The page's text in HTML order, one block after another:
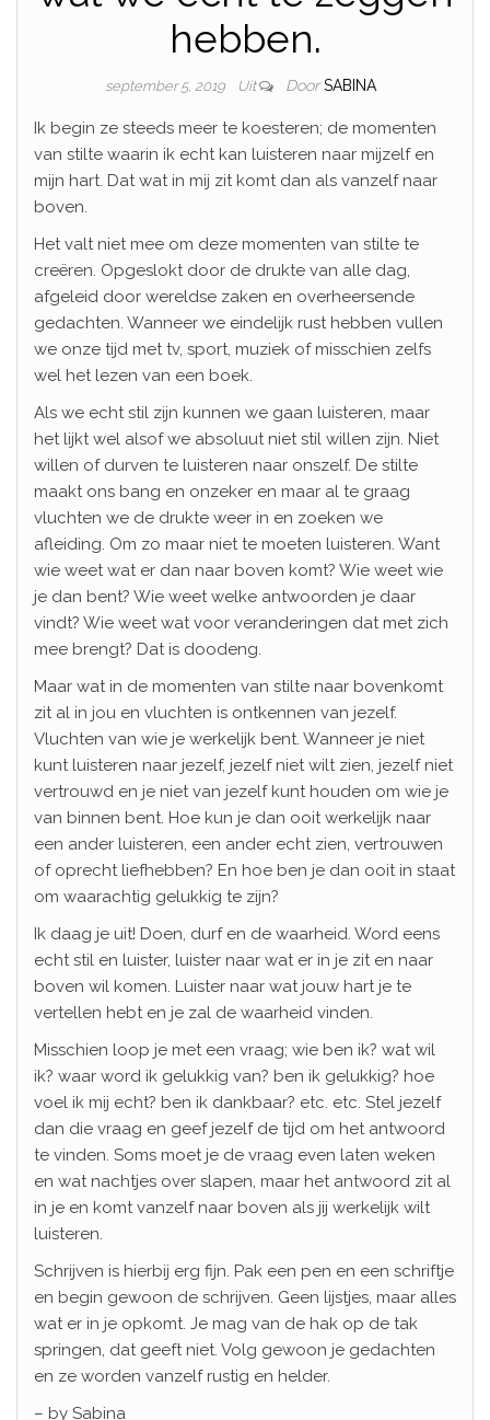
hebben.
september 5, 2019 Uit Door SABINA
Ik begin ze steeds meer te koesteren; de momenten
van stilte waarin ik echt kan luisteren naar mijzelf en
mijn hart. Dat wat in mij zit komt dan als vanzelf naar
boven.
Het valt niet mee om deze momenten van stilte te
creëren. Opgeslokt door de drukte van alle dag,
afgeleid door wereldse zaken en overheersende
gedachten. Wanneer we eindelijk rust hebben vullen
we onze tijd met tv, sport, muziek of misschien zelfs
wel het lezen van een boek.
Als we echt stil zijn kunnen we gaan luisteren, maar
het lijkt wel alsof we absoluut niet stil willen zijn. Niet
willen of durven te luisteren naar onszelf. De stilte
maakt ons bang en onzeker en maar al te graag
vluchten we de drukte weer in en zoeken we
afleiding. Om zo maar niet te moeten luisteren. Want
wie weet wat er dan naar boven komt? Wie weet wie
je dan bent? Wie weet welke antwoorden je daar
vindt? Wie weet wat voor veranderingen dat met zich
mee brengt? Dat is doodeng.
Maar wat in de momenten van stilte naar bovenkomt
zit al in jou en vluchten is ontkennen van jezelf.
Vluchten van wie je werkelijk bent. Wanneer je niet
kunt luisteren naar jezelf, jezelf niet wilt zien, jezelf niet
vertrouwd en je niet van jezelf kunt houden om wie je
van binnen bent. Hoe kun je dan ooit werkelijk naar
een ander luisteren, een ander echt zien, vertrouwen
of oprecht liefhebben? En hoe ben je dan ooit in staat
om waarachtig gelukkig te zijn?
Ik daag je uit! Doen, durf en de waarheid. Word eens
echt stil en luister, luister naar wat er in je zit en naar
boven wil komen. Luister naar wat jouw hart je te
vertellen hebt en je zal de waarheid vinden.
Misschien loop je met een vraag; wie ben ik? wat wil
ik? waar word ik gelukkig van? ben ik gelukkig? hoe
voel ik mij echt? ben ik dankbaar? etc. etc. Stel jezelf
dan die vraag en geef jezelf de tijd om het antwoord
te vinden. Soms moet je de vraag even laten weken
en wat nachtjes over slapen, maar het antwoord zit al
in je en komt vanzelf naar boven als jij werkelijk wilt
luisteren.
Schrijven is hierbij erg fijn. Pak een pen en een schriftje
en begin gewoon de schrijven. Geen lijstjes, maar alles
wat er in je opkomt. Je mag van de hak op de tak
springen, dat geeft niet. Volg gewoon je gedachten
en ze worden vanzelf rustig en helder.
– by Sabina